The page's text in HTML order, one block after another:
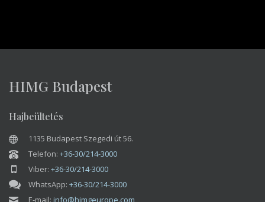
HIMG Budapest
Hajbeültetés
1135 Budapest Szegedi út 56.
Telefon: +36-30/214-3000
Viber: +36-30/214-3000
WhatsApp: +36-30/214-3000
E-mail: info@himgeurope.com